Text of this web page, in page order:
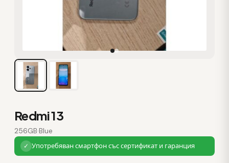
Redmi 13
256GB·Blue
✓ Употребяван смартфон със сертификат и гаранция